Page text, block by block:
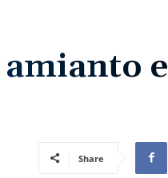
e
Share